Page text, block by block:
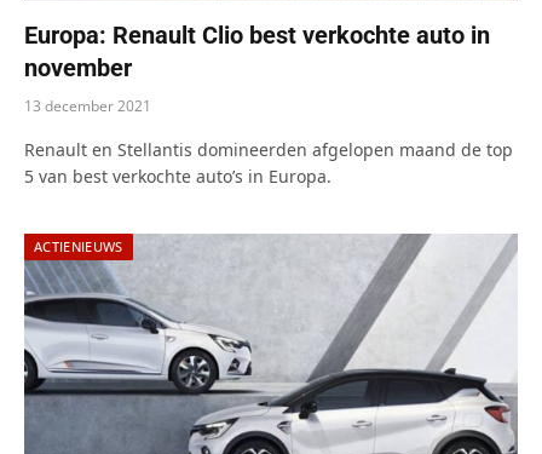
Europa: Renault Clio best verkochte auto in
november
13 december 2021
Renault en Stellantis domineerden afgelopen maand de top
5 van best verkochte auto’s in Europa.
ACTIENIEUWS